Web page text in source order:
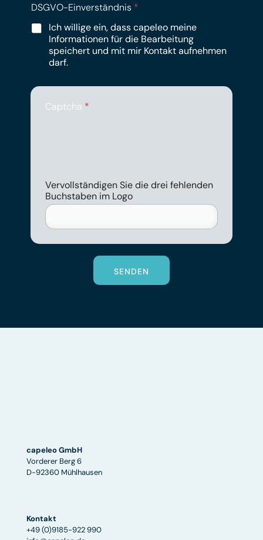
DSGVO-Einverständnis *
Ich willige ein, dass capeleo meine
Informationen für die Bearbeitung
speichert und mit mir Kontakt aufnehmen
darf.
Captcha *
Vervollständigen Sie die drei fehlenden
Buchstaben im Logo
SENDEN
capeleo GmbH
Vorderer Berg 6
D-92360 Mühlhausen
Kontakt
+49 (0)9185-922 990